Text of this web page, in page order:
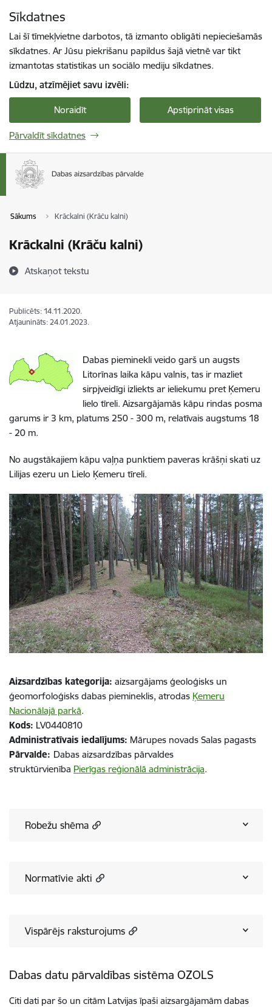
Sīkdatnes
Lai šī tīmekļvietne darbotos, tā izmanto obligāti nepieciešamās
sīkdatnes. Ar Jūsu piekrišanu papildus šajā vietnē var tikt
izmantotas statistikas un sociālo mediju sīkdatnes.
Lūdzu, atzīmējiet savu izvēli:
Noraidīt Apstiprināt visas
Pārvaldīt sīkdatnes
Sākums Krāckalni (Krāču kalni)
Krāckalni (Krāču kalni)
Atskaņot tekstu
Publicēts: 14.11.2020.
Atjaunināts: 24.01.2023.
Dabas pieminekli veido garš un augsts
Litorīnas laika kāpu valnis, tas ir mazliet
sirpjveidīgi izliekts ar ieliekumu pret Ķemeru
lielo tīreli. Aizsargājamās kāpu rindas posma
garums ir 3 km, platums 250 - 300 m, relatīvais augstums 18
- 20 m.
No augstākajiem kāpu vaļņa punktiem paveras krāšņi skati uz
Lilijas ezeru un Lielo Ķemeru tīreli.
Aizsardzības kategorija: aizsargājams ģeoloģisks un
ģeomorfoloģisks dabas piemineklis, atrodas Ķemeru
Nacionālajā parkā.
Kods: LV0440810
Administratīvais iedalījums: Mārupes novads Salas pagasts
Pārvalde: Dabas aizsardzības pārvaldes
struktūrvienība Pierīgas reģionālā administrācija.
Robežu shēma
Normatīvie akti
Vispārējs raksturojums
Dabas datu pārvaldības sistēma OZOLS
Citi dati par šo un citām Latvijas īpaši aizsargājamām dabas